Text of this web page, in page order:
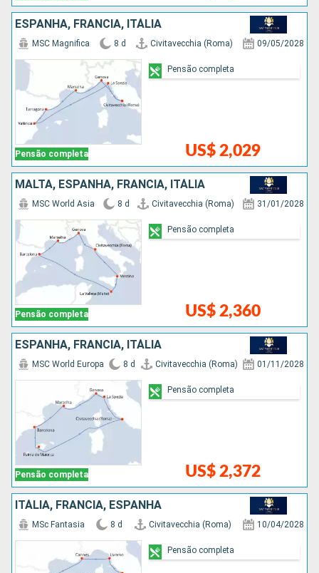
ESPANHA, FRANCIA, ITÁLIA
Pensão completa
MSC Magnifica 8 d Civitavecchia (Roma) 09/05/2028
US$ 2,029
Pensão completa
MALTA, ESPANHA, FRANCIA, ITÁLIA
Pensão completa
MSC World Asia 8 d Civitavecchia (Roma) 31/01/2028
US$ 2,360
Pensão completa
ESPANHA, FRANCIA, ITÁLIA
Pensão completa
MSC World Europa 8 d Civitavecchia (Roma) 01/11/2028
US$ 2,372
Pensão completa
ITÁLIA, FRANCIA, ESPANHA
MSc Fantasia 8 d Civitavecchia (Roma) 10/04/2028
Pensão completa